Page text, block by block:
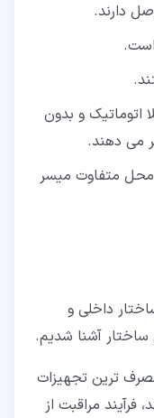
دارند.
اتوماتیک و بدون
می دهند.
محل متفاوت میسر
داخلی و
ساختار آشنا شدیم.
ترین تجهیزات
مراقبت از